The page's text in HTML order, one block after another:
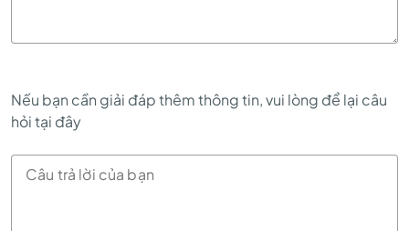
Nếu bạn cần giải đáp thêm thông tin, vui lòng để lại câu
hỏi tại đây